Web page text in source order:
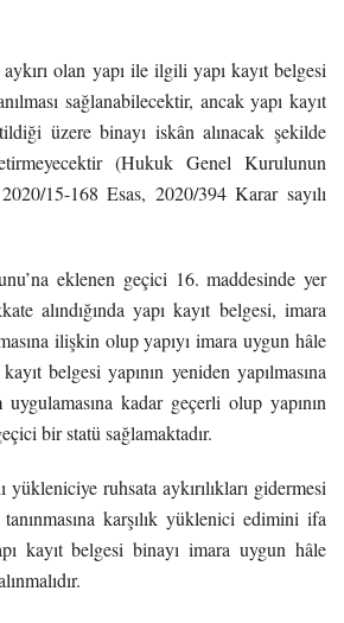
olan yapı ile ilgili yapı kayıt belgesi
sağlanabilecektir, ancak yapı kayıt
üzere binayı iskân alınacak şekilde
(Hukuk Genel Kurulunun
15-168 Esas, 2020/394 Karar sayılı
eklenen geçici 16. maddesinde yer
alındığında yapı kayıt belgesi, imara
ilişkin olup yapıyı imara uygun hâle
belgesi yapının yeniden yapılmasına
kadar geçerli olup yapının
bir statü sağlamaktadır.
ruhsata aykırılıkları gidermesi
karşılık yüklenici edimini ifa
kayıt belgesi binayı imara uygun hâle